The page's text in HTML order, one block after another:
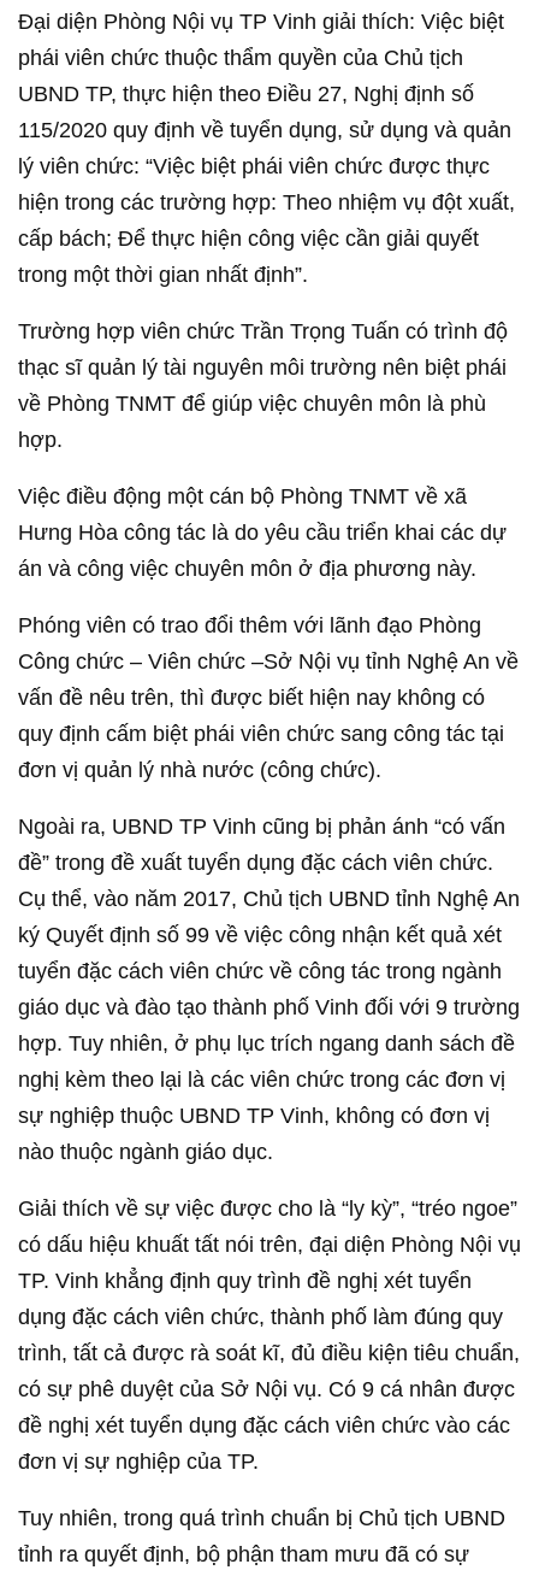
Đại diện Phòng Nội vụ TP Vinh giải thích: Việc biệt
phái viên chức thuộc thẩm quyền của Chủ tịch
UBND TP, thực hiện theo Điều 27, Nghị định số
115/2020 quy định về tuyển dụng, sử dụng và quản
lý viên chức: “Việc biệt phái viên chức được thực
hiện trong các trường hợp: Theo nhiệm vụ đột xuất,
cấp bách; Để thực hiện công việc cần giải quyết
trong một thời gian nhất định”.
Trường hợp viên chức Trần Trọng Tuấn có trình độ
thạc sĩ quản lý tài nguyên môi trường nên biệt phái
về Phòng TNMT để giúp việc chuyên môn là phù
hợp.
Việc điều động một cán bộ Phòng TNMT về xã
Hưng Hòa công tác là do yêu cầu triển khai các dự
án và công việc chuyên môn ở địa phương này.
Phóng viên có trao đổi thêm với lãnh đạo Phòng
Công chức – Viên chức –Sở Nội vụ tỉnh Nghệ An về
vấn đề nêu trên, thì được biết hiện nay không có
quy định cấm biệt phái viên chức sang công tác tại
đơn vị quản lý nhà nước (công chức).
Ngoài ra, UBND TP Vinh cũng bị phản ánh “có vấn
đề” trong đề xuất tuyển dụng đặc cách viên chức.
Cụ thể, vào năm 2017, Chủ tịch UBND tỉnh Nghệ An
ký Quyết định số 99 về việc công nhận kết quả xét
tuyển đặc cách viên chức về công tác trong ngành
giáo dục và đào tạo thành phố Vinh đối với 9 trường
hợp. Tuy nhiên, ở phụ lục trích ngang danh sách đề
nghị kèm theo lại là các viên chức trong các đơn vị
sự nghiệp thuộc UBND TP Vinh, không có đơn vị
nào thuộc ngành giáo dục.
Giải thích về sự việc được cho là “ly kỳ”, “tréo ngoe”
có dấu hiệu khuất tất nói trên, đại diện Phòng Nội vụ
TP. Vinh khẳng định quy trình đề nghị xét tuyển
dụng đặc cách viên chức, thành phố làm đúng quy
trình, tất cả được rà soát kĩ, đủ điều kiện tiêu chuẩn,
có sự phê duyệt của Sở Nội vụ. Có 9 cá nhân được
đề nghị xét tuyển dụng đặc cách viên chức vào các
đơn vị sự nghiệp của TP.
Tuy nhiên, trong quá trình chuẩn bị Chủ tịch UBND
tỉnh ra quyết định, bộ phận tham mưu đã có sự